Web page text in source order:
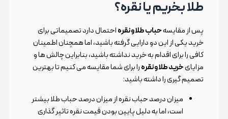
طلا بخریم یا نقره؟
پس از مقایسهحباب طلا و نقرهاحتمال دارد تصمیماتی برای
خرید یکی از این دو دارایی گرفته باشید، اما همچنان اطمینان
کافی را برای اقدام به خرید نداشته باشید، بنابراین چالش ها و
مزایایخرید طلا و نقرهرا برای شما مقایسه می کنیم تا بهترین
تصمیم گیری را داشته باشید:
میزان درصد حباب نقره از میزان درصد حباب طلا بیشتر
است، اما به دلیل پایین بودن قیمت نقره تاثیر گذاری